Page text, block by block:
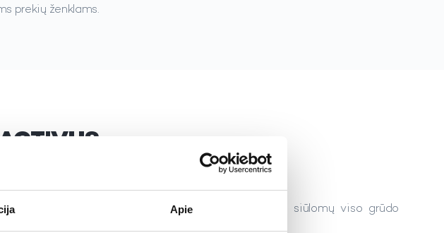
Apie
prekių ženklams.
ACTIVUS
skaidulų šaltinį – košes – galima rinktis iš siūlomų viso grūdo